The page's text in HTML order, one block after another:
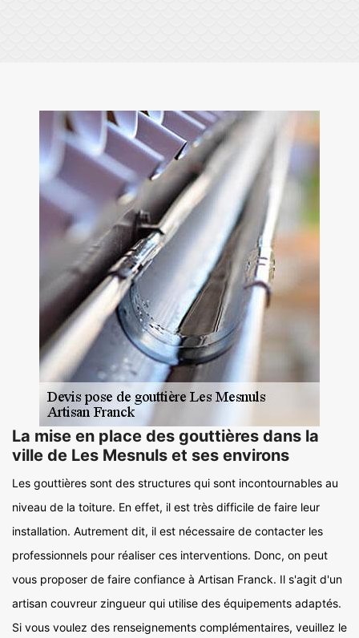
La mise en place des gouttières dans la
ville de Les Mesnuls et ses environs
Les gouttières sont des structures qui sont incontournables au
niveau de la toiture. En effet, il est très difficile de faire leur
installation. Autrement dit, il est nécessaire de contacter les
professionnels pour réaliser ces interventions. Donc, on peut
vous proposer de faire confiance à Artisan Franck. Il s'agit d'un
artisan couvreur zingueur qui utilise des équipements adaptés.
Si vous voulez des renseignements complémentaires, veuillez le